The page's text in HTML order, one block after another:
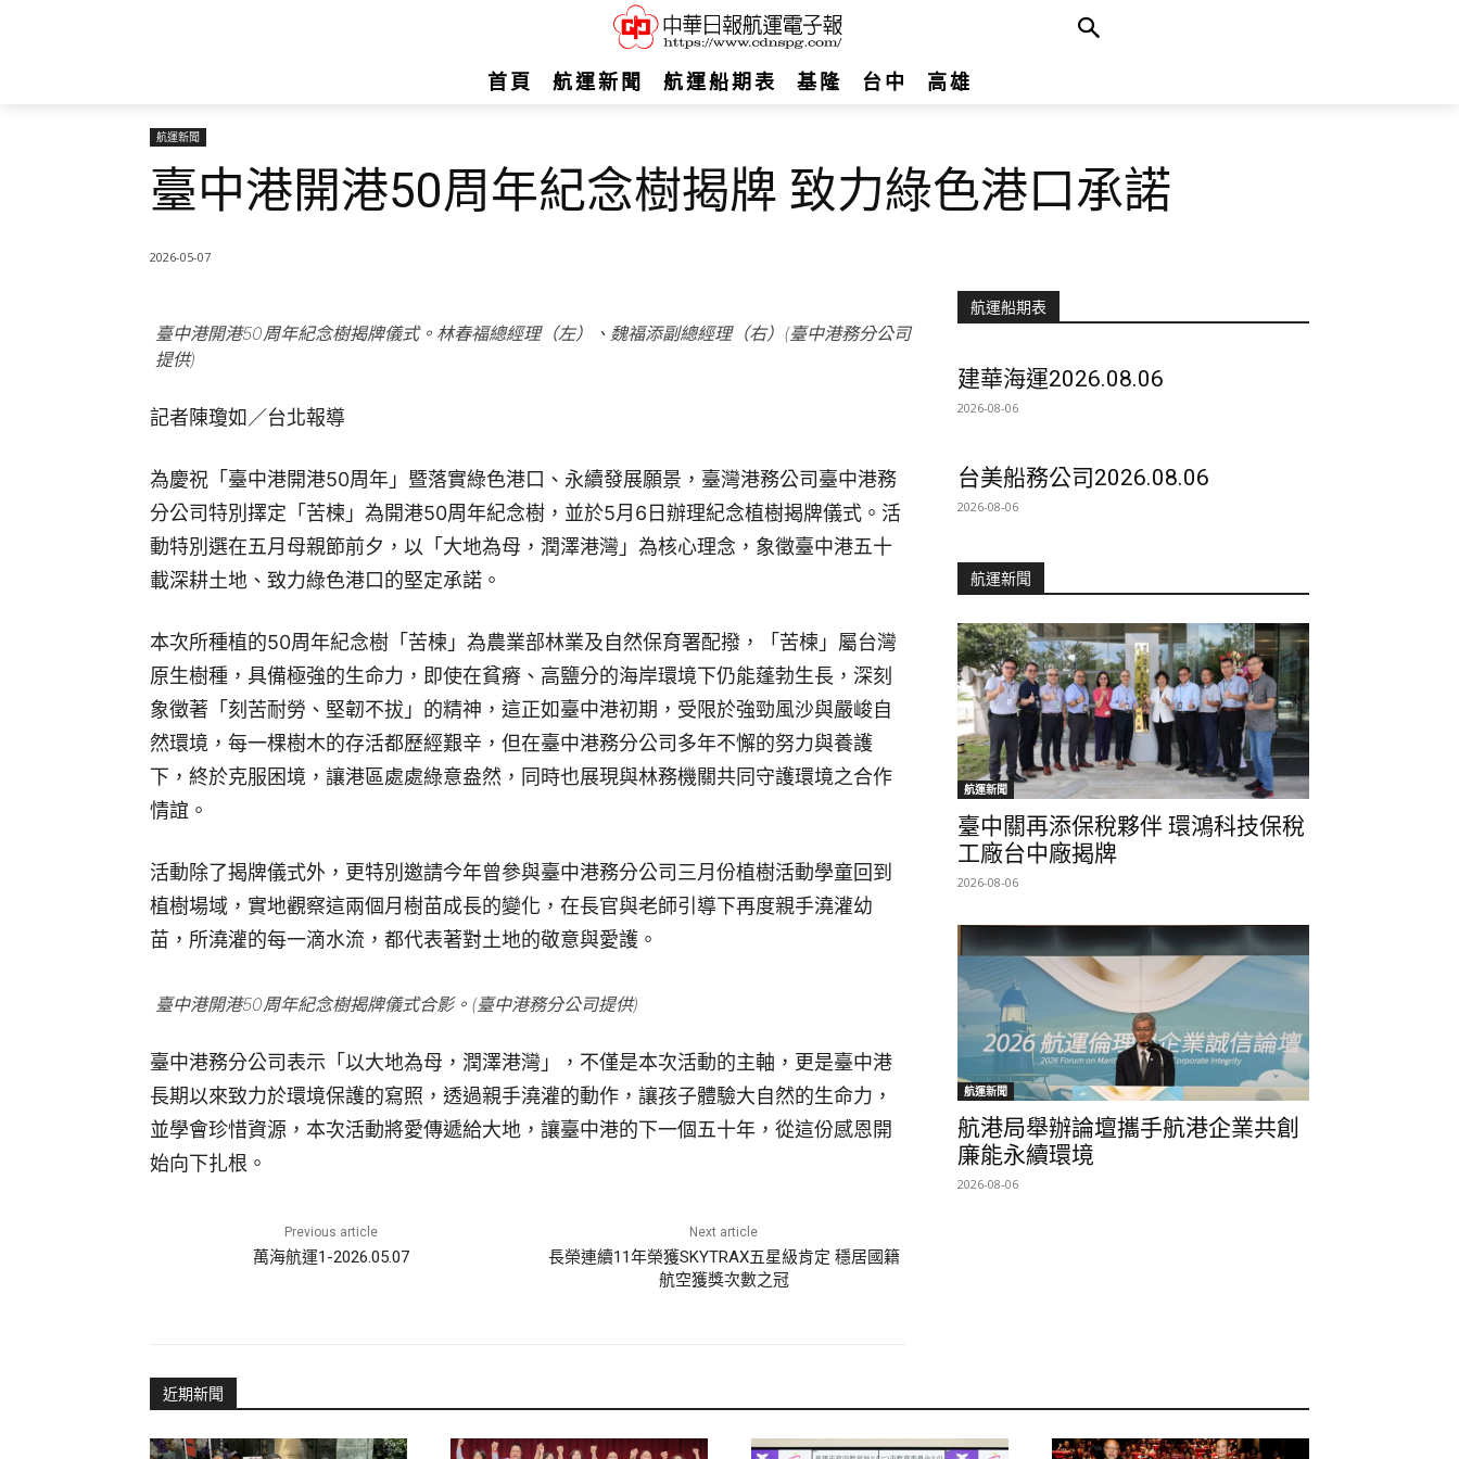
首頁 航運新聞 航運船期表 基隆 台中 高雄
航運新聞
臺中港開港50周年紀念樹揭牌 致力綠色港口承諾
2026-05-07
臺中港開港50周年紀念樹揭牌儀式。林春福總經理（左）、魏福添副總經理（右）(臺中港務分公司
提供)
記者陳瓊如／台北報導
為慶祝「臺中港開港50周年」暨落實綠色港口、永續發展願景，臺灣港務公司臺中港務
分公司特別擇定「苦楝」為開港50周年紀念樹，並於5月6日辦理紀念植樹揭牌儀式。活
動特別選在五月母親節前夕，以「大地為母，潤澤港灣」為核心理念，象徵臺中港五十
載深耕土地、致力綠色港口的堅定承諾。
本次所種植的50周年紀念樹「苦楝」為農業部林業及自然保育署配撥，「苦楝」屬台灣
原生樹種，具備極強的生命力，即使在貧瘠、高鹽分的海岸環境下仍能蓬勃生長，深刻
象徵著「刻苦耐勞、堅韌不拔」的精神，這正如臺中港初期，受限於強勁風沙與嚴峻自
然環境，每一棵樹木的存活都歷經艱辛，但在臺中港務分公司多年不懈的努力與養護
下，終於克服困境，讓港區處處綠意盎然，同時也展現與林務機關共同守護環境之合作
情誼。
活動除了揭牌儀式外，更特別邀請今年曾參與臺中港務分公司三月份植樹活動學童回到
植樹場域，實地觀察這兩個月樹苗成長的變化，在長官與老師引導下再度親手澆灌幼
苗，所澆灌的每一滴水流，都代表著對土地的敬意與愛護。
臺中港開港50周年紀念樹揭牌儀式合影。(臺中港務分公司提供)
臺中港務分公司表示「以大地為母，潤澤港灣」，不僅是本次活動的主軸，更是臺中港
長期以來致力於環境保護的寫照，透過親手澆灌的動作，讓孩子體驗大自然的生命力，
並學會珍惜資源，本次活動將愛傳遞給大地，讓臺中港的下一個五十年，從這份感恩開
始向下扎根。
Previous article
萬海航運1-2026.05.07
Next article
長榮連續11年榮獲SKYTRAX五星級肯定 穩居國籍
航空獲獎次數之冠
航運船期表
建華海運2026.08.06
2026-08-06
台美船務公司2026.08.06
2026-08-06
航運新聞
航運新聞
臺中關再添保稅夥伴 環鴻科技保稅
工廠台中廠揭牌
2026-08-06
航運新聞
航港局舉辦論壇攜手航港企業共創
廉能永續環境
2026-08-06
近期新聞